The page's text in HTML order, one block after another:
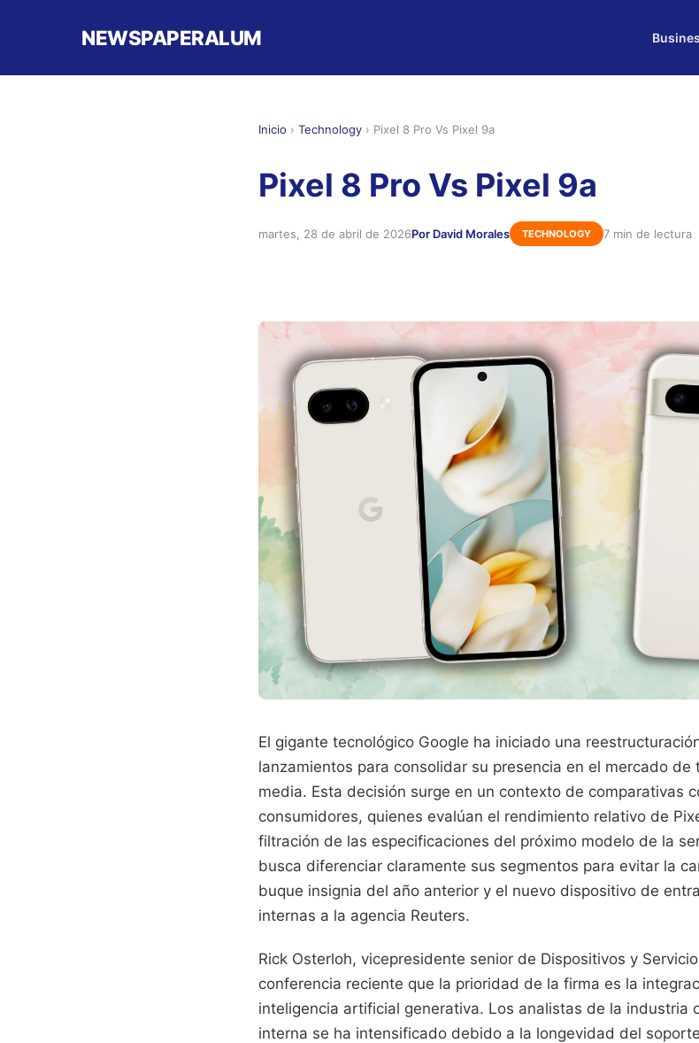
NEWSPAPERALUM
Inicio › Technology › Pixel 8 Pro Vs Pixel 9a
Pixel 8 Pro Vs Pixel 9a
martes, 28 de abril de 2026Por David Morales TECHNOLOGY 7 min de lectura
El gigante tecnológico Google ha iniciado una
lanzamientos para consolidar su presencia en el mercado
media. Esta decisión surge en un contexto de comparativas
consumidores, quienes evalúan el rendimiento relativo de
filtración de las especificaciones del próximo modelo de la
busca diferenciar claramente sus segmentos para evitar la
buque insignia del año anterior y el nuevo dispositivo de
internas a la agencia Reuters.
Rick Osterloh, vicepresidente senior de Dispositivos y
conferencia reciente que la prioridad de la firma es la
inteligencia artificial generativa. Los analistas de la industria
interna se ha intensificado debido a la longevidad del